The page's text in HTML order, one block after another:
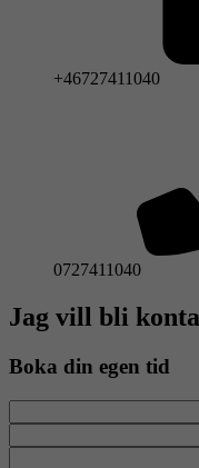
+46727411040
0727411040
Jag vill bli
Boka din egen tid